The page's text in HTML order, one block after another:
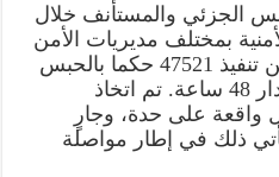
بالحبس الجزئي والمستأنف خلال
بمختلف مديريات الأمن
على مستوى الجمهورية، من تنفيذ 47521 حكما بالحبس
الجزئي والمستأنف على مدار 48 ساعة. تم اتخاذ
واقعة على حدة، وجارٍ
ذلك في إطار مواصلة